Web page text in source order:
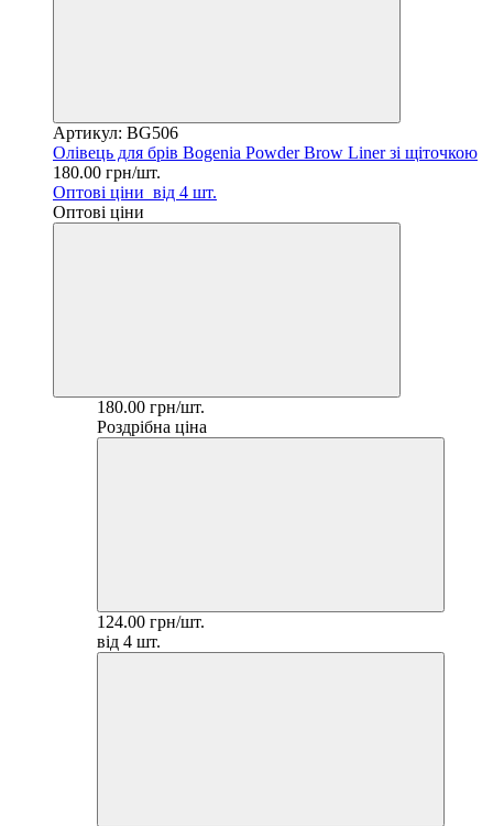
Артикул: BG506
Олівець для брів Bogenia Powder Brow Liner зі щіточкою
180.00 грн/шт.
Оптові ціни від 4 шт.
Оптові ціни
180.00 грн/шт.
Роздрібна ціна
124.00 грн/шт.
від 4 шт.